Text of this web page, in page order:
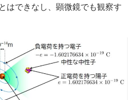
はできなし、顕微鏡でも観察す